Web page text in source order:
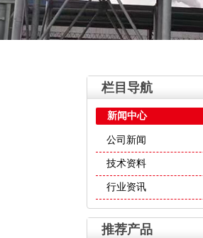
栏目导航
新闻中心
公司新闻
技术资料
行业资讯
推荐产品